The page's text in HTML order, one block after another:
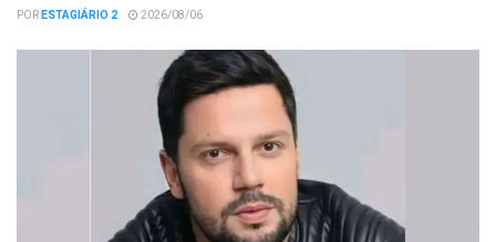
PORESTAGIÁRIO 2 2026/08/06